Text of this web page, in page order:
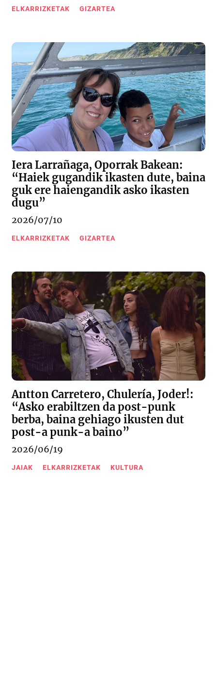
ELKARRIZKETAK GIZARTEA
Iera Larrañaga, Oporrak Bakean:
“Haiek gugandik ikasten dute, baina
guk ere haiengandik asko ikasten
dugu”
2026/07/10
ELKARRIZKETAK GIZARTEA
Antton Carretero, Chulería, Joder!:
“Asko erabiltzen da post-punk
berba, baina gehiago ikusten dut
post-a punk-a baino”
2026/06/19
JAIAK ELKARRIZKETAK KULTURA